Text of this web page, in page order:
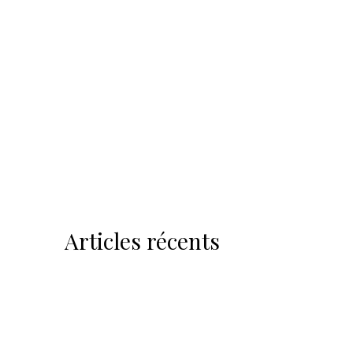
Articles récents